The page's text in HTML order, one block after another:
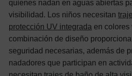
quienes nadan en aguas abiertas
visibilidad.
Los niños necesitan
protección UV integrada en colores
combinación de diseño
seguridad necesarias, además de
nadadores que participan en